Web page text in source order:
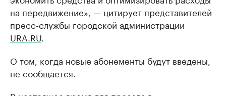
на передвижение», — цитирует представителей
пресс-службы городской администрации
URA.RU
О том, когда новые абонементы будут введены,
не сообщается.